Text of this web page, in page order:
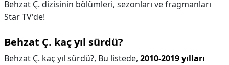
Behzat Ç. dizisinin bölümleri, sezonları ve fragmanları
Star TV'de!
Behzat Ç. kaç yıl sürdü?
Behzat Ç. kaç yıl sürdü?, Bu listede, 2010-2019 yılları